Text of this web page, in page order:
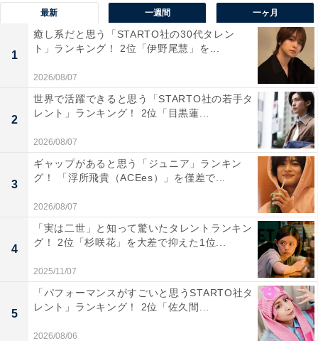
ダイナミックな自然の中にある人気温泉地です。硫黄泉
や酸性泉など多彩な泉質がそろい、「温泉のデパート」
とも称されるその豊富さが、多くの温泉ファンを惹きつ
けています。
回答者からは「地獄谷の景色や硫黄の香りも楽しみた
い」（40代女性／福島県）、「温泉の質が良いと言われ
ているので」（40代男性／神奈川県）、「入浴剤を使っ
たことがあり、良かったからです」（30代女性／東京
都）、「自然豊かな景観や温泉街の雰囲気も楽しめ、観
光と温泉の両方を満喫できるから」（30代女性／秋田
県）、「地獄谷の迫力ある景観を見ながら入る露天風呂
は格別だから」（40代男性／静岡県）といった声が集ま
りました。
最新 一週間 一ヶ月
1
癒し系だと思う「STARTO社の30代タレン
ト」ランキング！ 2位「伊野尾慧」を...
2026/08/07
2
世界で活躍できると思う「STARTO社の若手タ
レント」ランキング！ 2位「目黒蓮...
2026/08/07
3
ギャップがあると思う「ジュニア」ランキン
グ！ 「浮所飛貴（ACEes）」を僅差で...
2026/08/07
4
「実は二世」と知って驚いたタレントランキン
グ！ 2位「杉咲花」を大差で抑えた1位...
2025/11/07
5
「パフォーマンスがすごいと思うSTARTO社タ
レント」ランキング！ 2位「佐久間...
2026/08/06